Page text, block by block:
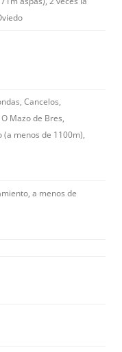
Cancelos,
Mazo de Bres,
(a menos de 1100m),
a menos de